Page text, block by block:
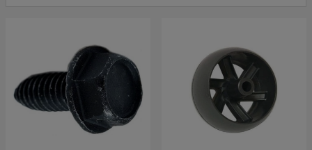
CTH140 2007-06 (96061019200)
Clicca qui per il catalogo ricambi di Husqvarna
CTH140 2007-05 (96061018501)
Clicca qui per il catalogo ricambi di Husqvarna
CTH140 2007-04 (96061018500)